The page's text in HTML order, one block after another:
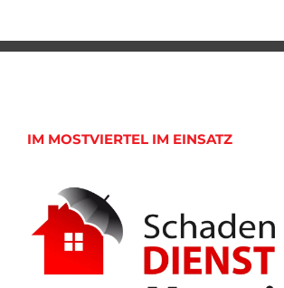
IM MOSTVIERTEL IM EINSATZ